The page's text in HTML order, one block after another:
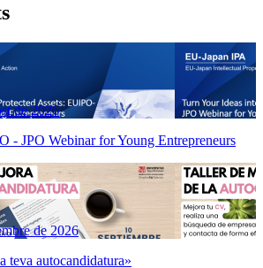
de 2026
- JPO Webinar for Young Entrepreneurs
de 2026
teva autocandidatura»